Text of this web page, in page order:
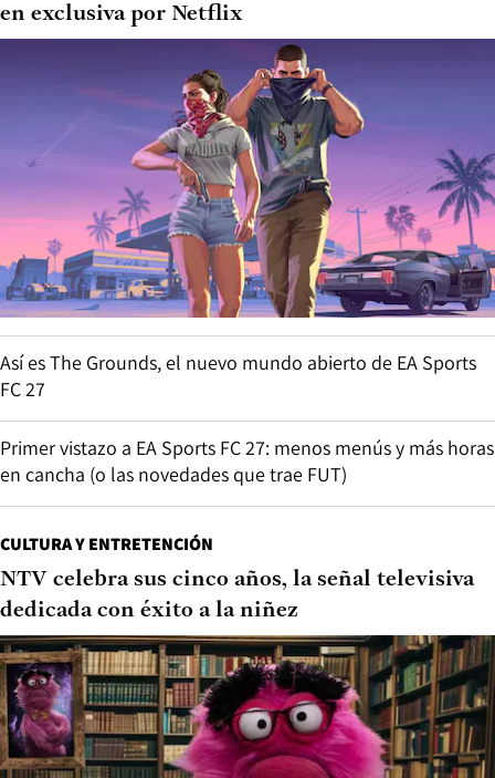
en exclusiva por Netflix
Así es The Grounds, el nuevo mundo abierto de EA Sports
FC 27
Primer vistazo a EA Sports FC 27: menos menús y más horas
en cancha (o las novedades que trae FUT)
CULTURA Y ENTRETENCIÓN
NTV celebra sus cinco años, la señal televisiva
dedicada con éxito a la niñez